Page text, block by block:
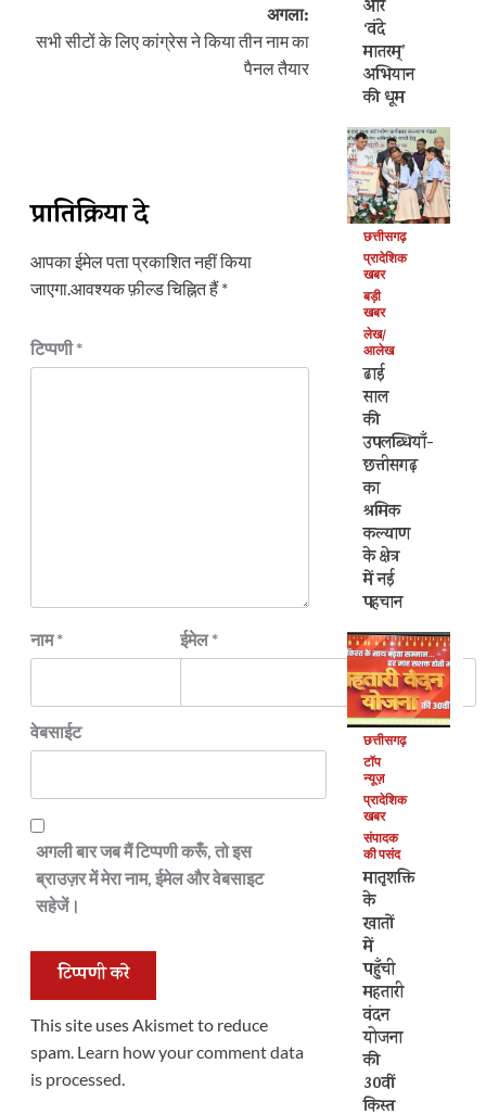
अगला:
सभी सीटों के लिए कांग्रेस ने किया तीन नाम का
पैनल तैयार
प्रातिक्रिया दे
आपका ईमेल पता प्रकाशित नहीं किया
जाएगा.आवश्यक फ़ील्ड चिह्नित हैं*
टिप्पणी*
नाम* ईमेल*
वेबसाईट
अगली बार जब मैं टिप्पणी करूँ, तो इस
ब्राउज़र में मेरा नाम, ईमेल और वेबसाइट
सहेजें।
This site uses Akismet to reduce
spam. Learn how your comment data
is processed.
और
‘वंदे
मातरम्’
अभियान
की धूम
छत्तीसगढ़
प्रादेशिक
खबर
बड़ी
खबर
लेख/
आलेख
ढाई
साल
की
उपलब्धियाँ-
छत्तीसगढ़
का
श्रमिक
कल्याण
के क्षेत्र
में नई
पहचान
छत्तीसगढ़
टॉप
न्यूज़
प्रादेशिक
खबर
संपादक
की पसंद
मातृशक्ति
के
खातों
में
पहुँची
महतारी
वंदन
योजना
की
30वीं
किस्त